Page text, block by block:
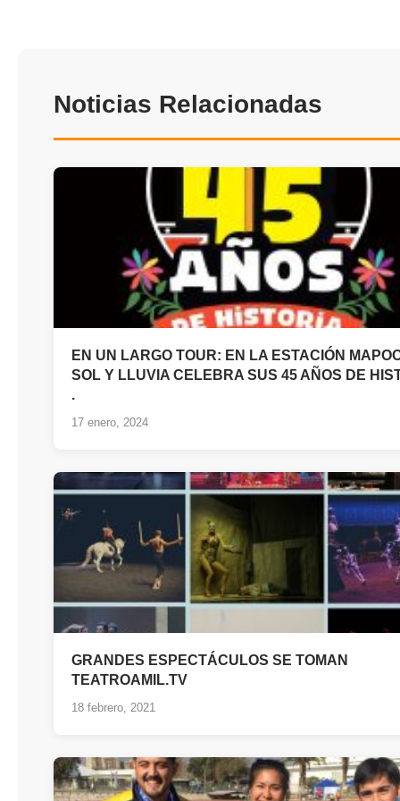
Noticias Relacionadas
EN UN LARGO TOUR: EN LA ESTACIÓN
SOL Y LLUVIA CELEBRA SUS 45 AÑOS DE
.
17 enero, 2024
GRANDES ESPECTÁCULOS SE TOMAN
TEATROAMIL.TV
18 febrero, 2021